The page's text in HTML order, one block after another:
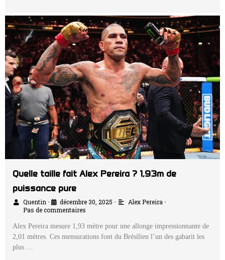
Quelle taille fait Alex Pereira ? 1,93m de
puissance pure
Quentin • décembre 30, 2025 • Alex Pereira •
Pas de commentaires
Alex Pereira mesure 1,93 mètre pour une allonge impressionnante de
2,01 mètres. Ces mensurations font du Brésilien l’un des gabarit les
plus …